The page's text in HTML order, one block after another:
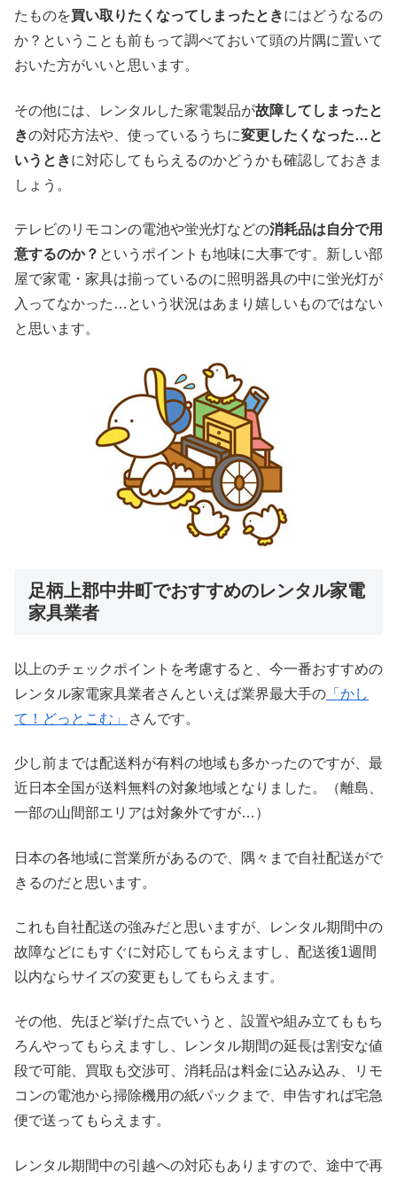
たものを買い取りたくなってしまったときにはどうなるの
か？ということも前もって調べておいて頭の片隅に置いて
おいた方がいいと思います。
その他には、レンタルした家電製品が故障してしまったと
きの対応方法や、使っているうちに変更したくなった…と
いうときに対応してもらえるのかどうかも確認しておきま
しょう。
テレビのリモコンの電池や蛍光灯などの消耗品は自分で用
意するのか？ というポイントも地味に大事です。新しい部
屋で家電・家具は揃っているのに照明器具の中に蛍光灯が
入ってなかった…という状況はあまり嬉しいものではない
と思います。
足柄上郡中井町でおすすめのレンタル家電
家具業者
以上のチェックポイントを考慮すると、今一番おすすめの
レンタル家電家具業者さんといえば業界最大手の 「かし
て！どっとこむ」
さんです。
少し前までは配送料が有料の地域も多かったのですが、最
近日本全国が送料無料の対象地域となりました。（離島、
一部の山間部エリアは対象外ですが…）
日本の各地域に営業所があるので、隅々まで自社配送がで
きるのだと思います。
これも自社配送の強みだと思いますが、レンタル期間中の
故障などにもすぐに対応してもらえますし、配送後1週間
以内ならサイズの変更もしてもらえます。
その他、先ほど挙げた点でいうと、設置や組み立てももち
ろんやってもらえますし、レンタル期間の延長は割安な値
段で可能、買取も交渉可、消耗品は料金に込み込み、リモ
コンの電池から掃除機用の紙パックまで、申告すれば宅急
便で送ってもらえます。
レンタル期間中の引越への対応もありますので、途中で再